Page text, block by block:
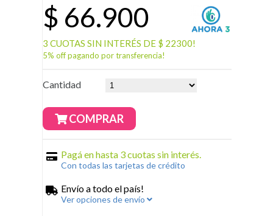
$ 66.900
3 CUOTAS SIN INTERÉS DE $ 22300!
5% off pagando por transferencia!
Cantidad
COMPRAR
Pagá en hasta 3 cuotas sin interés.
Con todas las tarjetas de crédito
Envío a todo el país!
Ver opciones de envío